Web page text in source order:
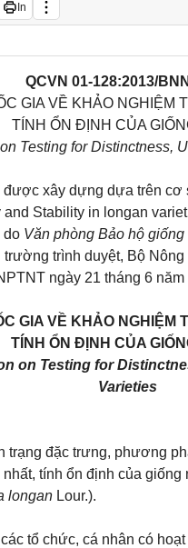
In
QCVN 01-128:2013/
GIA VỀ KHẢO NGHIỆM
TÍNH ỔN ĐỊNH CỦA
Testing for Distinctness,
được xây dựng dựa trên cơ
Stability in longan
do Văn phòng Bảo hộ
trình duyệt, Bộ
ngày 21 tháng 6 năm
GIA VỀ KHẢO NGHIỆM
TÍNH ỔN ĐỊNH CỦA
on Testing for
Varieties
trạng đặc trưng, phương
tính ổn định của
longan Lour.).
tổ chức, cá nhân có